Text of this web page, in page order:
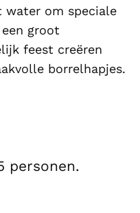
om speciale
groot
personen.